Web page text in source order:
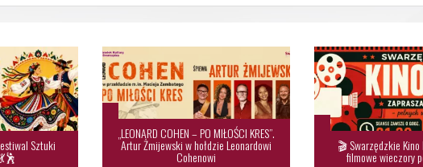
Sztuki
„LEONARD COHEN – PO MIŁOŚCI KRES”.
Artur Żmijewski w hołdzie Leonardowi
Cohenowi
🎬 Swarzędzkie
filmowe wieczory